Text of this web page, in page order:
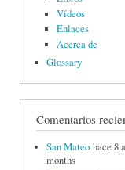
Vídeos
Enlaces
Acerca de
Glossary
Comentarios
San Mateo hace 8
months